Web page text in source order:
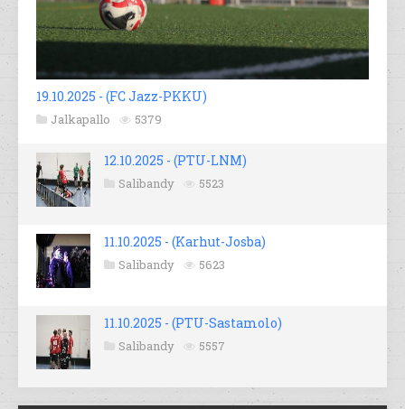
19.10.2025 - (FC Jazz-PKKU)
Jalkapallo 5379
12.10.2025 - (PTU-LNM)
Salibandy 5523
11.10.2025 - (Karhut-Josba)
Salibandy 5623
11.10.2025 - (PTU-Sastamolo)
Salibandy 5557